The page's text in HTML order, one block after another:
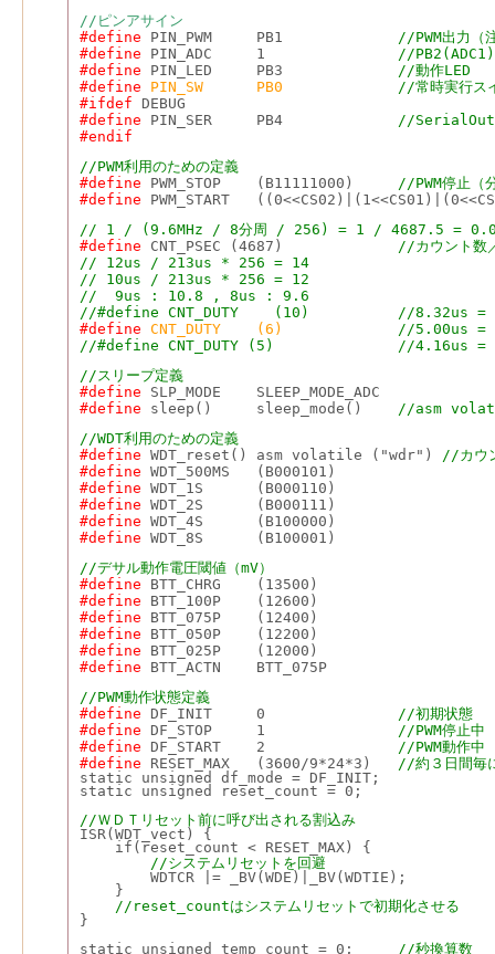
//ピンアサイン
#define PIN_PWM     PB1 //PWM出力（
#define PIN_ADC     1 //PB2(ADC1)
#define PIN_LED     PB3 //動作LED
#define PIN_SW      PB0 //常時実行スイ
#ifdef DEBUG
#define PIN_SER     PB4 //
#endif
//PWM利用のための定義
#define PWM_STOP    (B11111000) //PWM停止（
#define PWM_START
// 1 / (9.6MHz / 8分周 / 256) = 1 / 4687.5 =
#define CNT_PSEC (4687) //カウント数
// 12us / 213us * 256 = 14
// 10us / 213us * 256 = 12
//  9us : 10.8 , 8us : 9.6
//#define CNT_DUTY    (10)
//8.32us =
#define CNT_DUTY    (6)
//5.00us =
//#define CNT_DUTY (5)              //4.16us =
//スリープ定義
#define SLP_MODE SLEEP_MODE_ADC
#define sleep()     sleep_mode() //asm
//WDT利用のための定義
#define WDT_reset() asm volatile ("wdr") //カウ
#define WDT_500MS   (B000101)
#define WDT_1S      (B000110)
#define WDT_2S      (B000111)
#define WDT_4S      (B100000)
#define WDT_8S      (B100001)
//デサル動作電圧閾値（mV）
#define BTT_CHRG    (13500)
#define BTT_100P    (12600)
#define BTT_075P    (12400)
#define BTT_050P    (12200)
#define BTT_025P    (12000)
#define BTT_ACTN    BTT_075P
//PWM動作状態定義
#define DF_INIT     0 //初期状態
#define DF_STOP     1 //PWM停止中
#define DF_START    2 //PWM動作中
#define RESET_MAX   (3600/9*24*3) //約３日間毎
static unsigned df_mode = DF_INIT;
static unsigned reset_count = 0;
//ＷＤＴリセット前に呼び出される割込み
ISR(WDT_vect) {
    if(reset_count < RESET_MAX) {
//システムリセットを回避
        WDTCR |= _BV(WDE)|_BV(WDTIE);
    }
//reset_countはシステムリセットで初期化させる
}
static unsigned temp_count = 0; //秒換算数